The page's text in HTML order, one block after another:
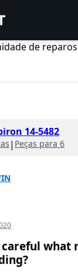
de
14-5482
| Peças para 6
careful